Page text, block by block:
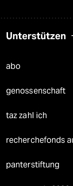
Unterstützen
abo
genossenschaft
taz zahl ich
recherchefonds
panterstiftung